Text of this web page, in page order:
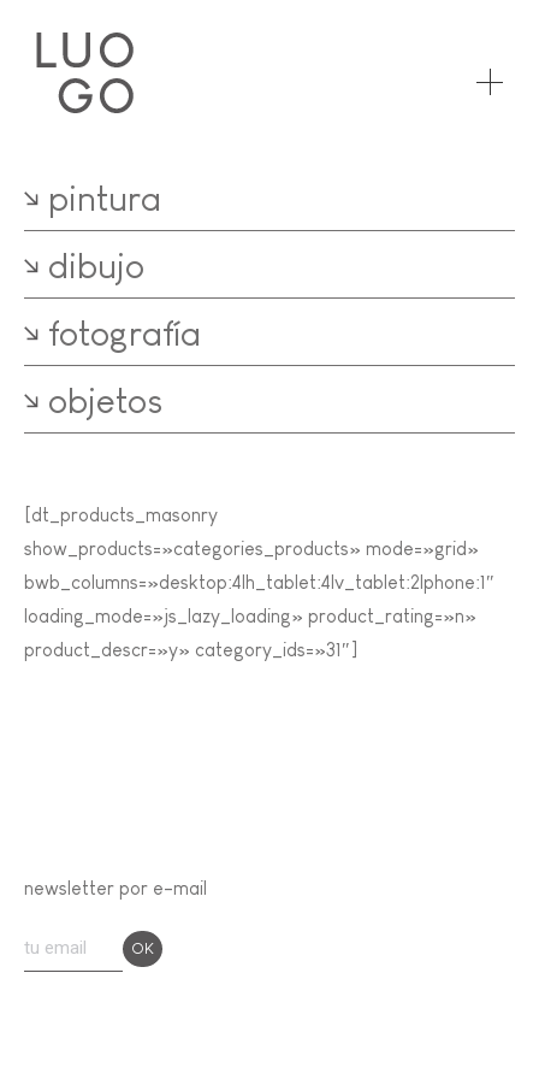
pintura
dibujo
fotografía
objetos
[dt_products_masonry
show_products=»categories_products» mode=»grid»
bwb_columns=»desktop:4|h_tablet:4|v_tablet:2|phone:1″
loading_mode=»js_lazy_loading» product_rating=»n»
product_descr=»y» category_ids=»31″]
newsletter por e-mail